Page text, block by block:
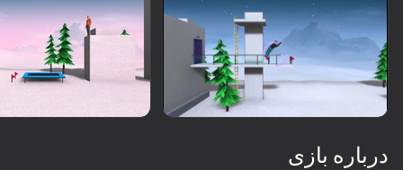
چرخاندن دستگاه
این بازی فقط از جهت افقی
پشتیبانی می‌کند
درباره بازی